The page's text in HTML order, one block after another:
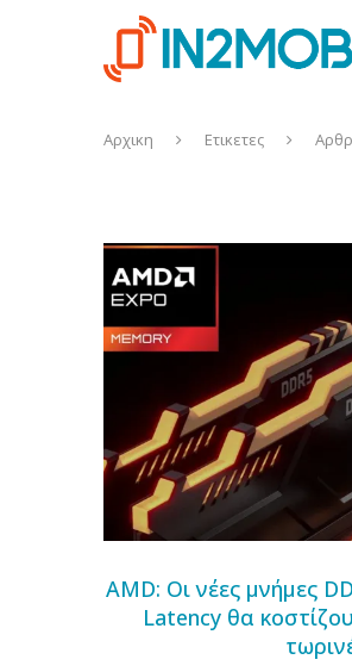
Αρχικη Ετικετες
AMD: Οι νέες μνήμες
Latency θα